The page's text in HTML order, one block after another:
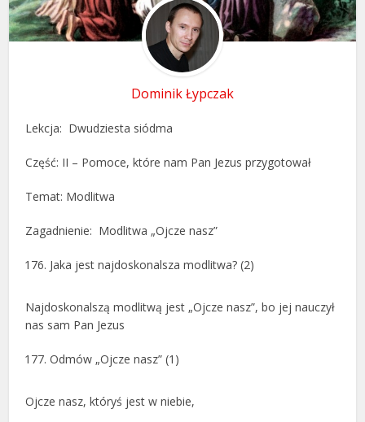
Dominik Łypczak
Lekcja: Dwudziesta siódma
Część: II – Pomoce, które nam Pan Jezus przygotował
Temat: Modlitwa
Zagadnienie: Modlitwa „Ojcze nasz”
Jaka jest najdoskonalsza modlitwa? (2)
Najdoskonalszą modlitwą jest „Ojcze nasz”, bo jej nauczył
nas sam Pan Jezus
Odmów „Ojcze nasz” (1)
Ojcze nasz, któryś jest w niebie,